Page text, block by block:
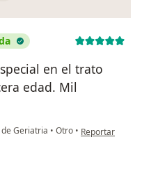
en el trato
edad. Mil
Geriatria • Otro • en opinión del
Reportar